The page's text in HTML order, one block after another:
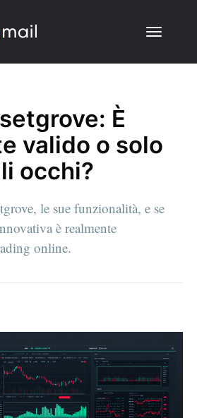
È
valido o solo
occhi?
le sue funzionalità, e se
è realmente
online.